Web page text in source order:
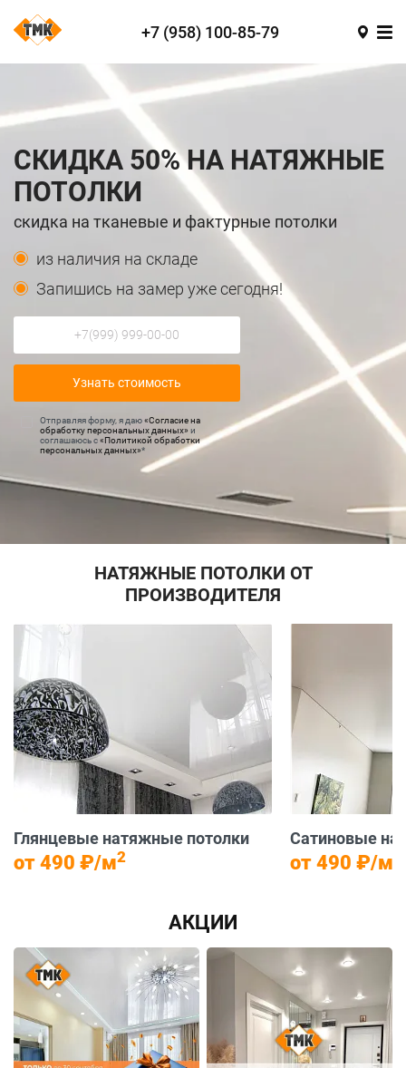
+7 (958) 100-85-79
СКИДКА 50% НА НАТЯЖНЫЕ
ПОТОЛКИ
скидка на тканевые и фактурные потолки
из наличия на складе
Запишись на замер уже сегодня!
Отправляя форму, я даю«Согласие на
обработку персональных данных» и
соглашаюсь с«Политикой обработки
персональных данных»*
НАТЯЖНЫЕ ПОТОЛКИ ОТ
ПРОИЗВОДИТЕЛЯ
Глянцевые натяжные потолки
от 490 ₽/м2
Сатиновые
от 490 ₽/м
АКЦИИ